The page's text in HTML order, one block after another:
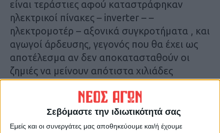
Σεβόμαστε την ιδιωτικότητά σας
Εμείς και οι συνεργάτες μας αποθηκεύουμε και/ή έχουμε
είναι τεράστιες αφού καταστράφηκαν
ηλεκτρικοί πίνακες – inverter – –
ηλεκτρομοτέρ – αξονικά συγκροτήματα , και
αγωγοί άρδευσης, γεγονός που θα έχει ως
αποτέλεσμα αν δεν αποκατασταθούν οι
ζημιές να μείνουν απότιστα χιλιάδες
στρέμματα τα οποία δεν έχουν άλλη πηγή
άρδευσης παρά μόνο από τις συγκεκριμένες
γεωτρήσεις .